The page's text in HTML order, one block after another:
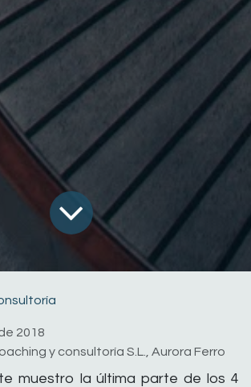
2018
y consultoría S.L., Aurora Ferro
muestro la última parte de los 4